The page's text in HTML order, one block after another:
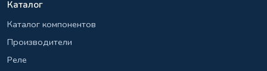
Каталог
Каталог компонентов
Производители
Реле